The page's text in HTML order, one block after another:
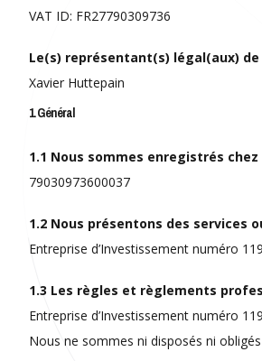
VAT ID: FR27790309736
Le(s) représentant(s) légal(aux)
Xavier Huttepain
1. Général
1.1 Nous sommes enregistrés chez
79030973600037
1.2 Nous présentons des services
Entreprise d’Investissement numéro
1.3 Les règles et règlements
Entreprise d’Investissement numéro
Nous ne sommes ni disposés ni